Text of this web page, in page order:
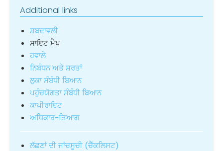
Additional links
ਸ਼ਬਦਾਵਲੀ
ਸਾਇਟ ਮੈਪ
ਹਵਾਲੇ
ਨਿਬੰਧਨ ਅਤੇ ਸ਼ਰਤਾਂ
ਲੁਕਾ ਸੰਬੰਧੀ ਬਿਆਨ
ਪਹੁੰਚਯੋਗਤਾ ਸੰਬੰਧੀ ਬਿਆਨ
ਕਾਪੀਰਾਇਟ
ਅਧਿਕਾਰ-ਤਿਆਗ
ਲੱਛਣਾਂ ਦੀ ਜਾਂਚਸੂਚੀ (ਚੈੱਕਲਿਸਟ)